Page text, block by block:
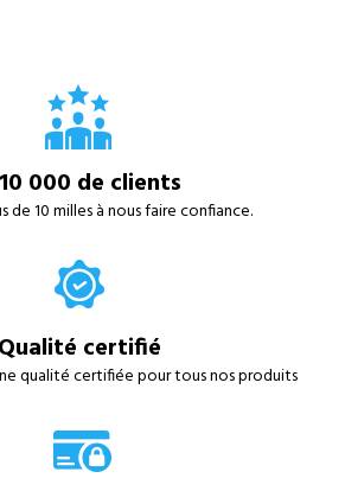
000 de clients
de 10 milles à nous faire confiance.
Qualité certifié
qualité certifiée pour tous nos produits